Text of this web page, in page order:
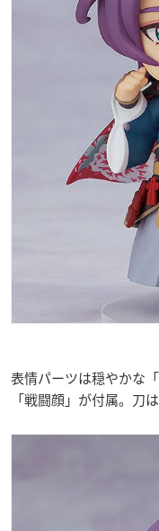
表情パーツは穏やかな
「戦闘顔」が付属。刀